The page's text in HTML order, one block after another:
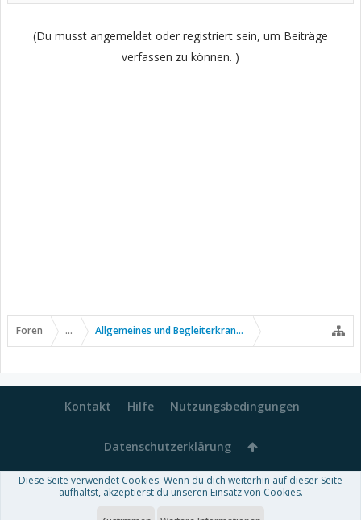
(Du musst angemeldet oder registriert sein, um Beiträge
verfassen zu können. )
Foren ... Allgemeines und Begleiterkrankungen
Kontakt Hilfe Nutzungsbedingungen
Datenschutzerklärung
Forum software by XenForo™-Deutsch von xenDach
Diese Seite verwendet Cookies. Wenn du dich weiterhin auf dieser Seite
aufhältst, akzeptierst du unseren Einsatz von Cookies.